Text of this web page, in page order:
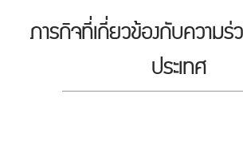
ภารกิจที่เกี่ยวข้องกับความ
ประเทศ